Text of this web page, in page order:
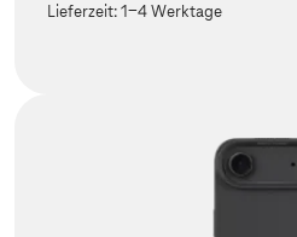
Lieferzeit:1-4 Werktage